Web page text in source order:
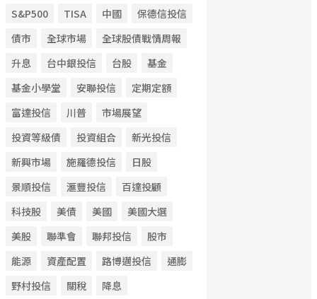
S&P500
TISA 中國
保德信投信
債市
全球市場
全球股債戰情周報
升息
台中銀投信 台股
基金
基金小學堂
安聯投信
定期定額
富達投信
川普
市場展望
投資等級債
投資組合
新光投信
新興市場
施羅德投信
日股
景順投信
滙豐投信
百達投顧
科技股
美債 美國
美國大選
美股
聯準會 聯邦投信
股市
能源
資產配置 路博邁投信
通膨
野村投信
關稅 降息